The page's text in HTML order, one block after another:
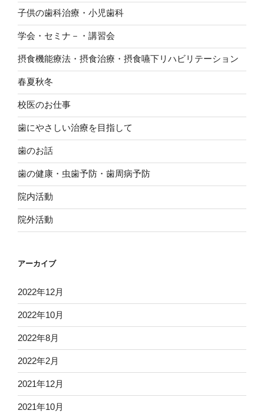
子供の歯科治療・小児歯科
学会・セミナ－・講習会
摂食機能療法・摂食治療・摂食嚥下リハビリテーション
春夏秋冬
校医のお仕事
歯にやさしい治療を目指して
歯のお話
歯の健康・虫歯予防・歯周病予防
院内活動
院外活動
アーカイブ
2022年12月
2022年10月
2022年8月
2022年2月
2021年12月
2021年10月